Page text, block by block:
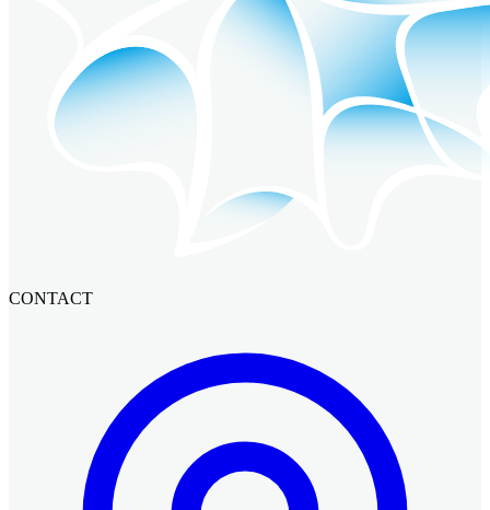
CONTACT